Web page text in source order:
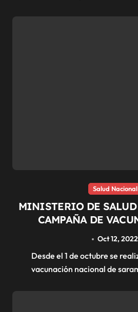
Salud Nacional
MINISTERIO DE
CAMPAÑA DE
Oct 12, 2022
Desde el 1 de octubre se realiza la campaña de
vacunación nacional de